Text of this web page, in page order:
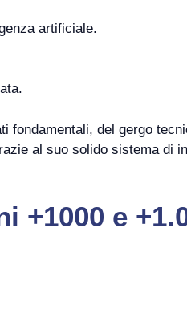
artificiale.
del gergo
al suo solido sistema di
+1000 e